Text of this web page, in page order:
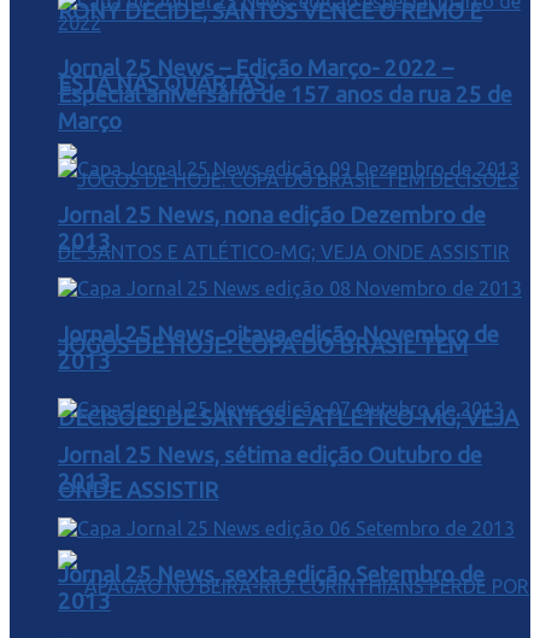
RONY DECIDE, SANTOS VENCE O REMO E
ESTÁ NAS QUARTAS
JOGOS DE HOJE: COPA DO BRASIL TEM
DECISÕES DE SANTOS E ATLÉTICO-MG; VEJA
ONDE ASSISTIR
Jornal 25 News – Edição Março- 2022 –
Especial aniversário de 157 anos da rua 25 de
Março
Jornal 25 News, nona edição Dezembro de
2013
Jornal 25 News, oitava edição Novembro de
2013
Jornal 25 News, sétima edição Outubro de
2013
Jornal 25 News, sexta edição Setembro de
2013